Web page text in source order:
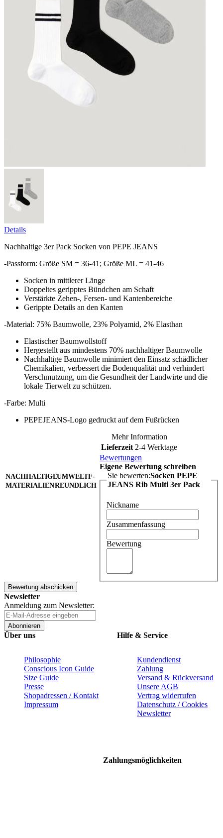
Details
Nachhaltige 3er Pack Socken von PEPE JEANS
-Passform: Größe SM = 36-41; Größe ML = 41-46
Socken in mittlerer Länge
Doppeltes geripptes Bündchen am Schaft
Verstärkte Zehen-, Fersen- und Kantenbereiche
Gerippte Details an den Kanten
-Material: 75% Baumwolle, 23% Polyamid, 2% Elasthan
Elastischer Baumwollstoff
Hergestellt aus mindestens 70% nachhaltiger Baumwolle
Nachhaltige Baumwolle minimiert den Einsatz schädlicher
Chemikalien, verbessert die Bodenqualität und verhindert
Verschmutzung, um die Gesundheit der Landwirte und die
lokale Tierwelt zu schützen.
-Farbe: Multi
PEPEJEANS-Logo gedruckt auf dem Fußrücken
NACHHALTIGE
MATERIALIEN
UMWELTF-
REUNDLICH
Mehr Information
Lieferzeit 2-4 Werktage
Bewertungen
Eigene Bewertung schreiben
Sie bewerten:Socken PEPE
JEANS Rib Multi 3er Pack
Nickname
Zusammenfassung
Bewertung
Bewertung abschicken
Newsletter
Anmeldung zum Newsletter:
Abonnieren
Über uns
Philosophie
Conscious Icon Guide
Size Guide
Presse
Shopadressen / Kontakt
Impressum
Hilfe & Service
Kundendienst
Zahlung
Versand & Rückversand
Unsere AGB
Vertrag widerrufen
Datenschutz / Cookies
Newsletter
Zahlungsmöglichkeiten